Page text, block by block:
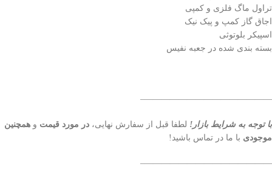
تراول ماگ فلزی و کمپی
اجاق گاز کمپ و پیک نیک
اسپیکر بلوتوثی
بسته بندی شده در جعبه نفیس
———————————————–
با توجه به شرایط بازار! لطفا قبل از سفارش نهایی، در مورد قیمت و همچنین
موجودی با ما در تماس باشید!
———————————————–